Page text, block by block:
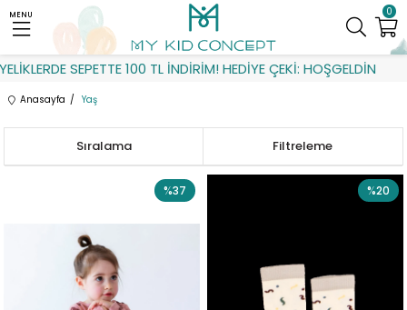
SEPETTE 100 TL İNDİRİM! HEDİYE ÇEKİ: HOŞGELDİN
0
MENU
Anasayfa Yaş
Filtreleme
Sıralama
%37 %20